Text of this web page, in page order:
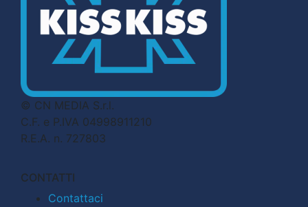
© CN MEDIA S.r.l.
C.F. e P.IVA 04998911210
R.E.A. n. 727803
CONTATTI
Contattaci